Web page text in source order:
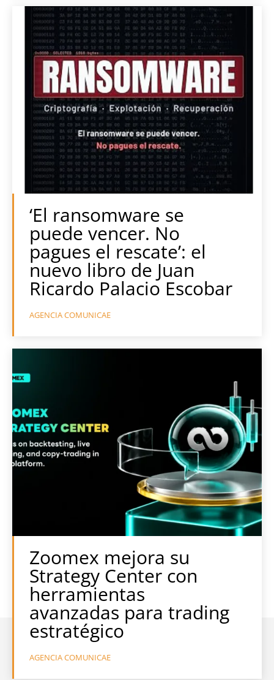
‘El ransomware se
puede vencer. No
pagues el rescate’: el
nuevo libro de Juan
Ricardo Palacio Escobar
AGENCIA COMUNICAE
Zoomex mejora su
Strategy Center con
herramientas
avanzadas para trading
estratégico
AGENCIA COMUNICAE